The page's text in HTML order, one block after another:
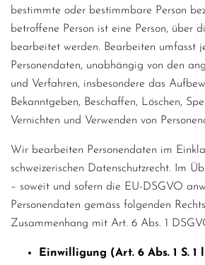
bestimmte oder bestimmbare Person
betroffene Person ist eine Person, über
bearbeitet werden. Bearbeiten umfasst
Personendaten, unabhängig von den
und Verfahren, insbesondere das
Bekanntgeben, Beschaffen, Löschen,
Vernichten und Verwenden von
Wir bearbeiten Personendaten im
schweizerischen Datenschutzrecht. Im
– soweit und sofern die EU-DSGVO
Personendaten gemäss folgenden
Zusammenhang mit Art. 6 Abs. 1
Einwilligung (Art. 6 Abs. 1 S. 1